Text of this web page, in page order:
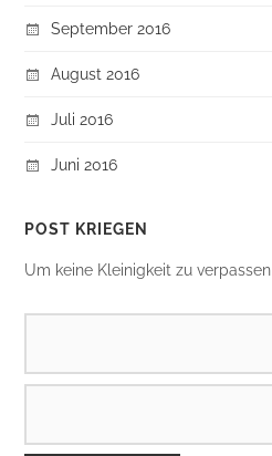
September 2016
August 2016
Juli 2016
Juni 2016
POST KRIEGEN
Um keine Kleinigkeit zu verpassen